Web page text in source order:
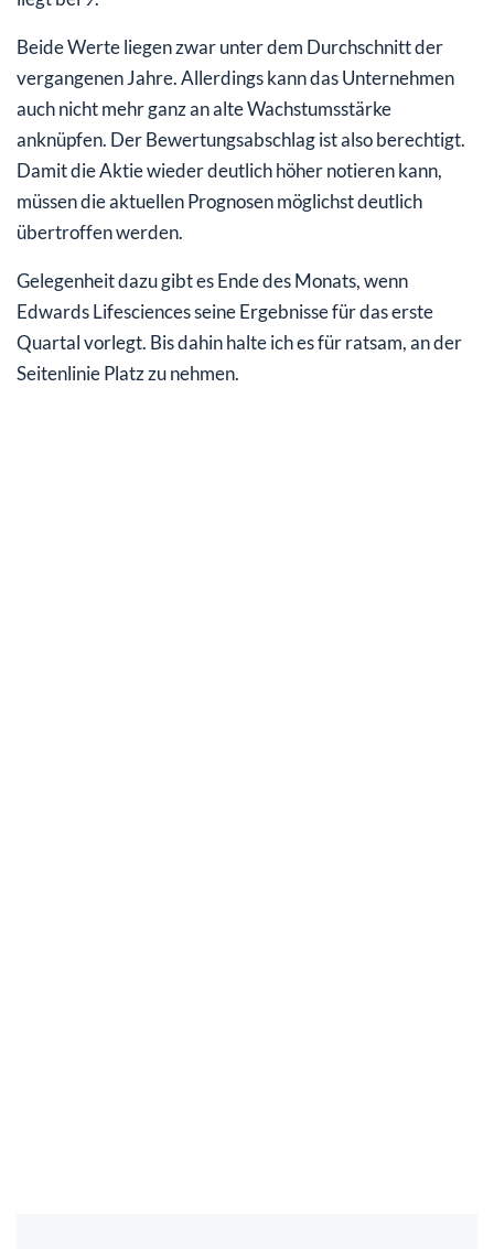
Beide Werte liegen zwar unter dem Durchschnitt der
vergangenen Jahre. Allerdings kann das Unternehmen
auch nicht mehr ganz an alte Wachstumsstärke
anknüpfen. Der Bewertungsabschlag ist also berechtigt.
Damit die Aktie wieder deutlich höher notieren kann,
müssen die aktuellen Prognosen möglichst deutlich
übertroffen werden.
Gelegenheit dazu gibt es Ende des Monats, wenn
Edwards Lifesciences seine Ergebnisse für das erste
Quartal vorlegt. Bis dahin halte ich es für ratsam, an der
Seitenlinie Platz zu nehmen.